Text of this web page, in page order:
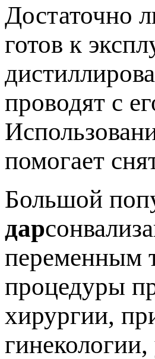
Достаточно
готов к
проводят с
помогает
Большой
дар
переменным
процедуры
хирургии,